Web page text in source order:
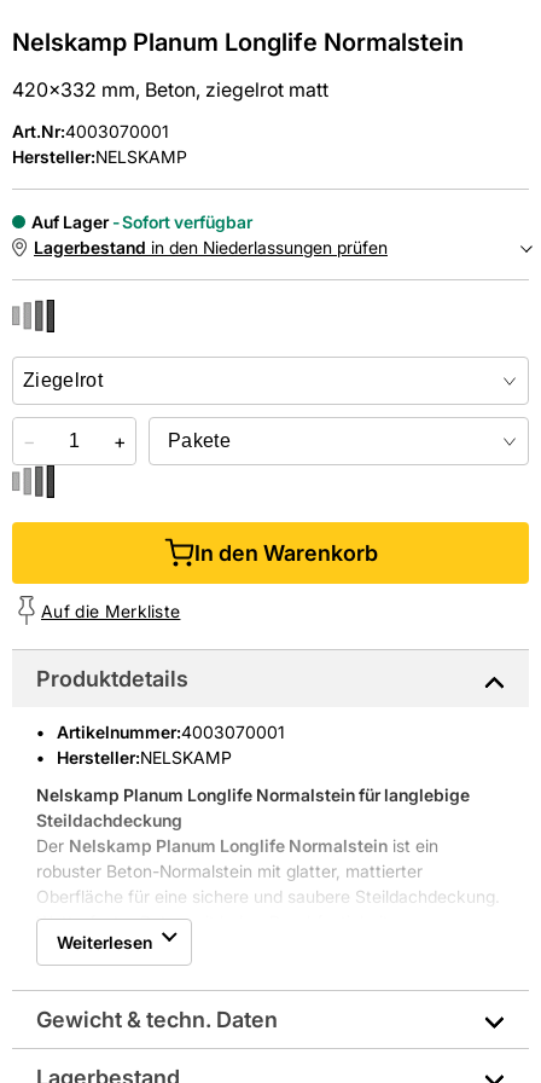
Nelskamp Planum Longlife Normalstein
420x332 mm, Beton, ziegelrot matt
Art.Nr:4003070001
Hersteller:NELSKAMP
Auf Lager
Sofort verfügbar
Lagerbestand in den Niederlassungen prüfen
Online kaufen &
− +
In den Warenkorb
Auf die Merkliste
Produktdetails
Artikelnummer:4003070001
Hersteller:NELSKAMP
Nelskamp Planum Longlife Normalsteinfür langlebige
Steildachdeckung
Der Nelskamp Planum Longlife Normalstein ist ein
robuster Beton-Normalstein mit glatter, mattierter
Oberfläche für eine sichere und saubere Steildachdeckung.
Wetterfester Beton mit hoher Druckfestigkeit
Deckbreite 300 mm für präzise Verlegung
Bedarf ca. 10 Stück pro m²
Überdeckter Seitenfalz für optimalen Schutz
Langlebige Werkstoffe mit Nutzen
DerNelskamp Planum Longlife Normalsteinkombiniert
Betonmit durchdachter Formgebung für ein dauerhaft
Weiterlesen
Gewicht & techn. Daten
Lagerbestand